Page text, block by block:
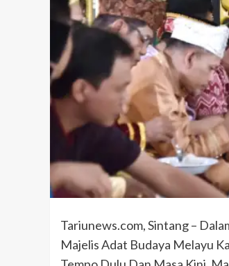
Tariunews.com, Sintang –
Majelis Adat Budaya Melayu